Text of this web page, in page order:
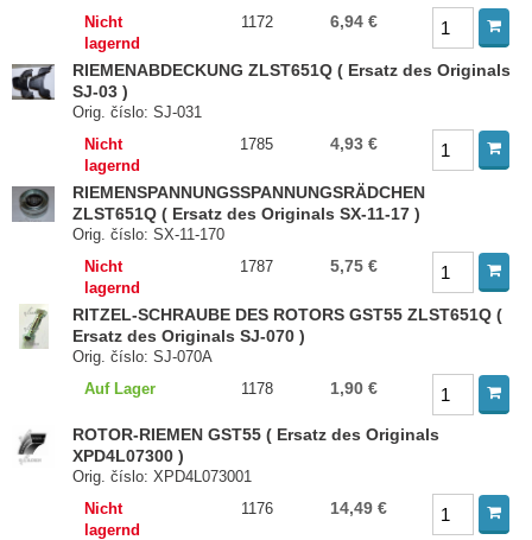
Nicht
lagernd
1172 6,94 €
RIEMENABDECKUNG ZLST651Q ( Ersatz des Originals
SJ-03 )
Orig. číslo: SJ-031
Nicht
lagernd
1785 4,93 €
RIEMENSPANNUNGSSPANNUNGSRÄDCHEN
ZLST651Q ( Ersatz des Originals SX-11-17 )
Orig. číslo: SX-11-170
Nicht
lagernd
1787 5,75 €
RITZEL-SCHRAUBE DES ROTORS GST55 ZLST651Q (
Ersatz des Originals SJ-070 )
Orig. číslo: SJ-070A
Auf Lager
1178 1,90 €
ROTOR-RIEMEN GST55 ( Ersatz des Originals
XPD4L07300 )
Orig. číslo: XPD4L073001
Nicht
lagernd
1176 14,49 €